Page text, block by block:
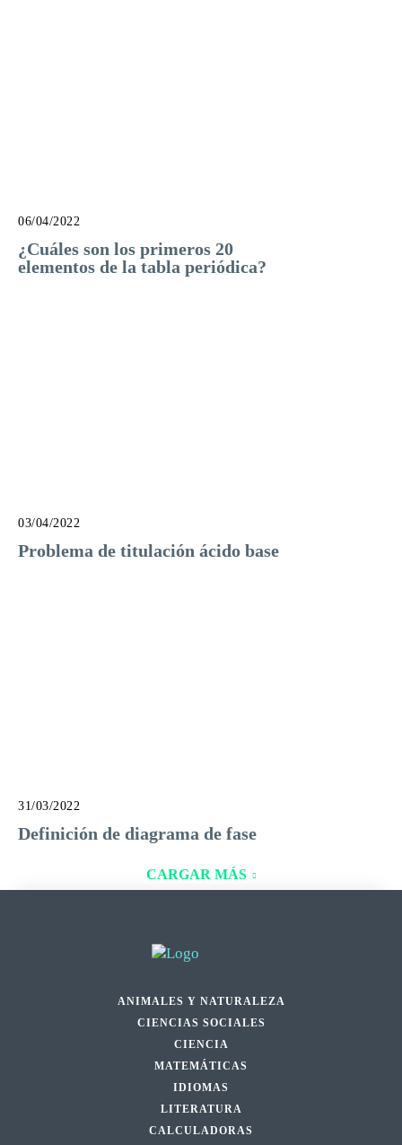
06/04/2022
¿Cuáles son los primeros 20
elementos de la tabla periódica?
03/04/2022
Problema de titulación ácido base
31/03/2022
Definición de diagrama de fase
CARGAR MÁS
ANIMALES Y NATURALEZA
CIENCIAS SOCIALES
CIENCIA
MATEMÁTICAS
IDIOMAS
LITERATURA
CALCULADORAS